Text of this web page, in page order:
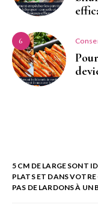
6
5 CM DE LARGE SONT
PLATS ET DANS
PAS DE LARDONS À